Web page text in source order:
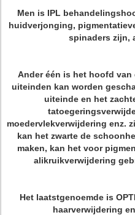
Men is IPL
huidverjonging,
spinaders zijn,
Ander één is het hoofd
uiteinden kan worden
uiteinde en het
moedervlekverwijdering enz.
kan het zwarte de
maken, kan het voor
alikruikverwijdering
Het laatstgenoemde is
haarverwijdering